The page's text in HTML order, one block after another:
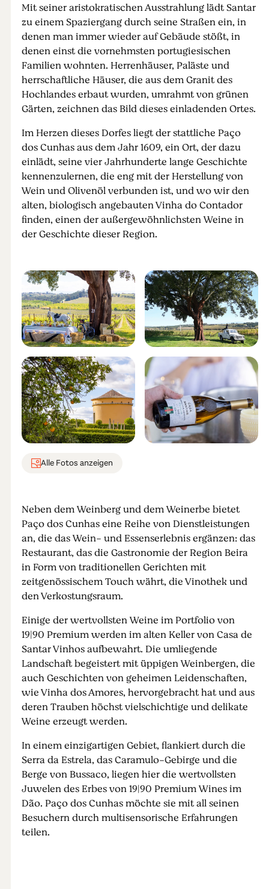
Mit seiner aristokratischen Ausstrahlung lädt Santar
zu einem Spaziergang durch seine Straßen ein, in
denen man immer wieder auf Gebäude stößt, in
denen einst die vornehmsten portugiesischen
Familien wohnten. Herrenhäuser, Paläste und
herrschaftliche Häuser, die aus dem Granit des
Hochlandes erbaut wurden, umrahmt von grünen
Gärten, zeichnen das Bild dieses einladenden Ortes.
Im Herzen dieses Dorfes liegt der stattliche Paço
dos Cunhas aus dem Jahr 1609, ein Ort, der dazu
einlädt, seine vier Jahrhunderte lange Geschichte
kennenzulernen, die eng mit der Herstellung von
Wein und Olivenöl verbunden ist, und wo wir den
alten, biologisch angebauten Vinha do Contador
finden, einen der außergewöhnlichsten Weine in
der Geschichte dieser Region.
Alle Fotos anzeigen
Neben dem Weinberg und dem Weinerbe bietet
Paço dos Cunhas eine Reihe von Dienstleistungen
an, die das Wein- und Essenserlebnis ergänzen: das
Restaurant, das die Gastronomie der Region Beira
in Form von traditionellen Gerichten mit
zeitgenössischem Touch währt, die Vinothek und
den Verkostungsraum.
Einige der wertvollsten Weine im Portfolio von
19|90 Premium werden im alten Keller von Casa de
Santar Vinhos aufbewahrt. Die umliegende
Landschaft begeistert mit üppigen Weinbergen, die
auch Geschichten von geheimen Leidenschaften,
wie Vinha dos Amores, hervorgebracht hat und aus
deren Trauben höchst vielschichtige und delikate
Weine erzeugt werden.
In einem einzigartigen Gebiet, flankiert durch die
Serra da Estrela, das Caramulo-Gebirge und die
Berge von Bussaco, liegen hier die wertvollsten
Juwelen des Erbes von 19|90 Premium Wines im
Dão. Paço dos Cunhas möchte sie mit all seinen
Besuchern durch multisensorische Erfahrungen
teilen.